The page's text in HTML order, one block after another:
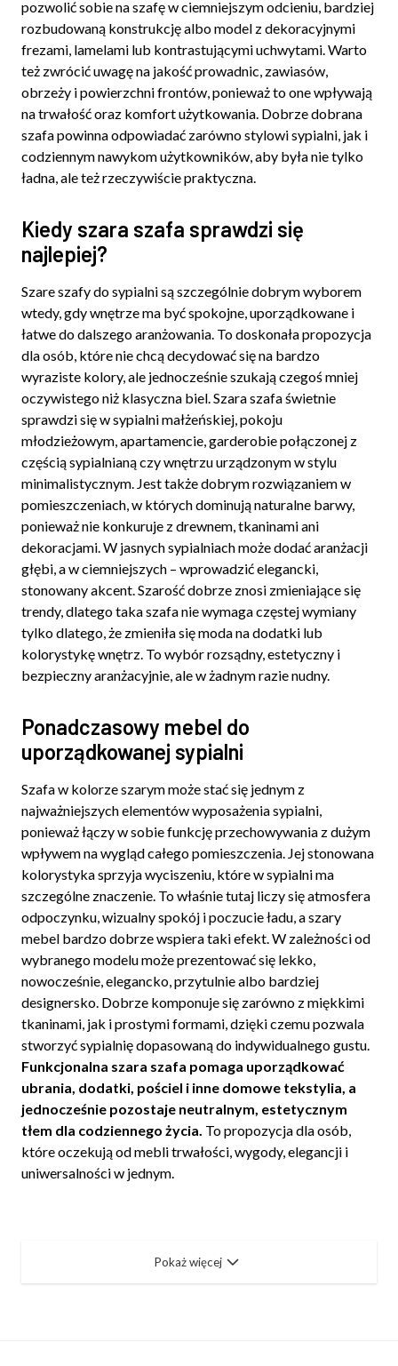
pozwolić sobie na szafę w ciemniejszym odcieniu, bardziej
rozbudowaną konstrukcję albo model z dekoracyjnymi
frezami, lamelami lub kontrastującymi uchwytami. Warto
też zwrócić uwagę na jakość prowadnic, zawiasów,
obrzeży i powierzchni frontów, ponieważ to one wpływają
na trwałość oraz komfort użytkowania. Dobrze dobrana
szafa powinna odpowiadać zarówno stylowi sypialni, jak i
codziennym nawykom użytkowników, aby była nie tylko
ładna, ale też rzeczywiście praktyczna.
Kiedy szara szafa sprawdzi się
najlepiej?
Szare szafy do sypialni są szczególnie dobrym wyborem
wtedy, gdy wnętrze ma być spokojne, uporządkowane i
łatwe do dalszego aranżowania. To doskonała propozycja
dla osób, które nie chcą decydować się na bardzo
wyraziste kolory, ale jednocześnie szukają czegoś mniej
oczywistego niż klasyczna biel. Szara szafa świetnie
sprawdzi się w sypialni małżeńskiej, pokoju
młodzieżowym, apartamencie, garderobie połączonej z
częścią sypialnianą czy wnętrzu urządzonym w stylu
minimalistycznym. Jest także dobrym rozwiązaniem w
pomieszczeniach, w których dominują naturalne barwy,
ponieważ nie konkuruje z drewnem, tkaninami ani
dekoracjami. W jasnych sypialniach może dodać aranżacji
głębi, a w ciemniejszych – wprowadzić elegancki,
stonowany akcent. Szarość dobrze znosi zmieniające się
trendy, dlatego taka szafa nie wymaga częstej wymiany
tylko dlatego, że zmieniła się moda na dodatki lub
kolorystykę wnętrz. To wybór rozsądny, estetyczny i
bezpieczny aranżacyjnie, ale w żadnym razie nudny.
Ponadczasowy mebel do
uporządkowanej sypialni
Szafa w kolorze szarym może stać się jednym z
najważniejszych elementów wyposażenia sypialni,
ponieważ łączy w sobie funkcję przechowywania z dużym
wpływem na wygląd całego pomieszczenia. Jej stonowana
kolorystyka sprzyja wyciszeniu, które w sypialni ma
szczególne znaczenie. To właśnie tutaj liczy się atmosfera
odpoczynku, wizualny spokój i poczucie ładu, a szary
mebel bardzo dobrze wspiera taki efekt. W zależności od
wybranego modelu może prezentować się lekko,
nowocześnie, elegancko, przytulnie albo bardziej
designersko. Dobrze komponuje się zarówno z miękkimi
tkaninami, jak i prostymi formami, dzięki czemu pozwala
stworzyć sypialnię dopasowaną do indywidualnego gustu.
Funkcjonalna szara szafa pomaga uporządkować
ubrania, dodatki, pościel i inne domowe tekstylia, a
jednocześnie pozostaje neutralnym, estetycznym
tłem dla codziennego życia. To propozycja dla osób,
które oczekują od mebli trwałości, wygody, elegancji i
uniwersalności w jednym.
Pokaż więcej